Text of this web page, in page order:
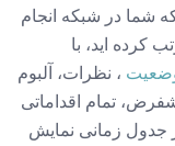
شما در شبکه انجام
کرده اید، با
، نظرات، آلبوم
تمام اقداماتی
جدول زمانی نمایش